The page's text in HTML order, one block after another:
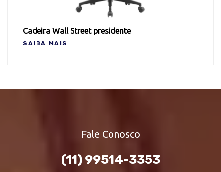
Cadeira Wall Street presidente
SAIBA MAIS
Fale Conosco
(11) 99514-3353